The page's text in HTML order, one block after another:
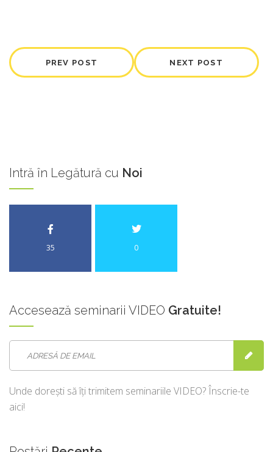
PREV POST NEXT POST
Intră în Legătură cu Noi
35 0
Accesează seminarii VIDEO Gratuite!
Unde dorești să îți trimitem seminariile VIDEO? Înscrie-te
aici!